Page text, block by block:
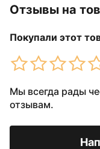
Отзывы на
Покупали этот
Мы всегда рады
отзывам.